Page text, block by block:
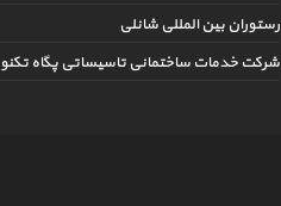
رستوران بین المللی شانلی
شرکت خدمات ساختمانی تاسیساتی پگاه تکنو